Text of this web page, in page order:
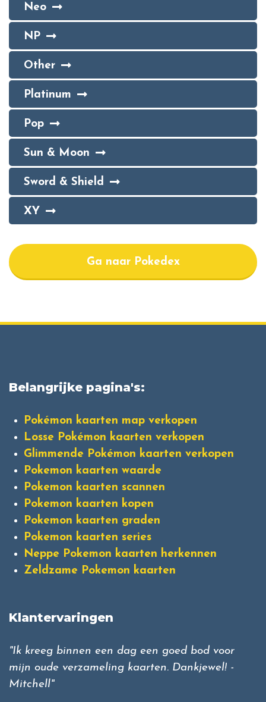
Neo
NP
Other
Platinum
Pop
Sun & Moon
Sword & Shield
XY
Ga naar Pokedex
Belangrijke pagina's:
Pokémon kaarten map verkopen
Losse Pokémon kaarten verkopen
Glimmende Pokémon kaarten verkopen
Pokemon kaarten waarde
Pokemon kaarten scannen
Pokemon kaarten kopen
Pokemon kaarten graden
Pokemon kaarten series
Neppe Pokemon kaarten herkennen
Zeldzame Pokemon kaarten
Klantervaringen
"Ik kreeg binnen een dag een goed bod voor
mijn oude verzameling kaarten. Dankjewel! -
Mitchell"